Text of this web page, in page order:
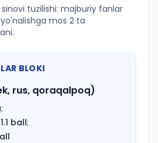
tuzilishi: majburiy fanlar
mos 2 ta
BLOKI
rus, qoraqalpoq)
;
1.1 ball;